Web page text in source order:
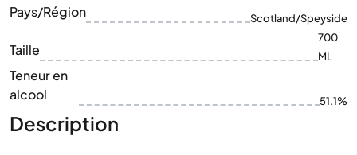
Pays/Région Scotland/Speyside
Taille
700
ML
Teneur en
alcool
51.1%
Description